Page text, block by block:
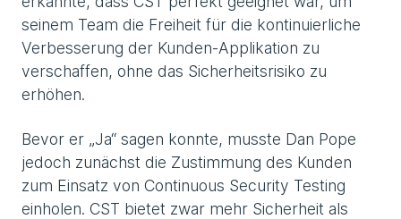
seinem Team die Freiheit für die kontinuierliche
Verbesserung der Kunden-Applikation zu
verschaffen, ohne das Sicherheitsrisiko zu
erhöhen.
Bevor er „Ja“ sagen konnte, musste Dan Pope
jedoch zunächst die Zustimmung des Kunden
zum Einsatz von Continuous Security Testing
einholen. CST bietet zwar mehr Sicherheit als